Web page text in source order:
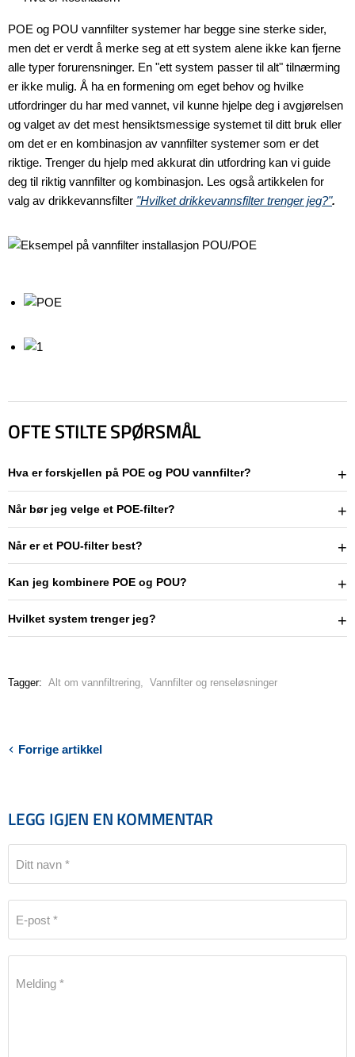
POE og POU vannfilter systemer har begge sine sterke sider,
men det er verdt å merke seg at ett system alene ikke kan fjerne
alle typer forurensninger. En "ett system passer til alt" tilnærming
er ikke mulig. Å ha en formening om eget behov og hvilke
utfordringer du har med vannet, vil kunne hjelpe deg i avgjørelsen
og valget av det mest hensiktsmessige systemet til ditt bruk eller
om det er en kombinasjon av vannfilter systemer som er det
riktige. Trenger du hjelp med akkurat din utfordring kan vi guide
deg til riktig vannfilter og kombinasjon. Les også artikkelen for
valg av drikkevannsfilter "Hvilket drikkevannsfilter trenger jeg?".
OFTE STILTE SPØRSMÅL
Hva er forskjellen på POE og POU vannfilter?
Når bør jeg velge et POE-filter?
Når er et POU-filter best?
Kan jeg kombinere POE og POU?
Hvilket system trenger jeg?
Tagger: Alt om vannfiltrering Vannfilter og renseløsninger
Forrige artikkel
LEGG IGJEN EN KOMMENTAR
Ditt navn *
E-post *
Melding *